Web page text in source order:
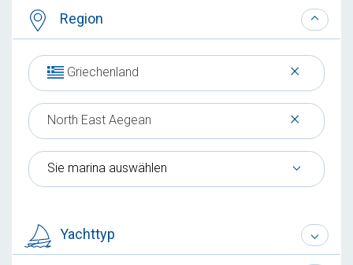
Region
×
Griechenland
×
North East Aegean
Sie marina auswählen
Yachttyp